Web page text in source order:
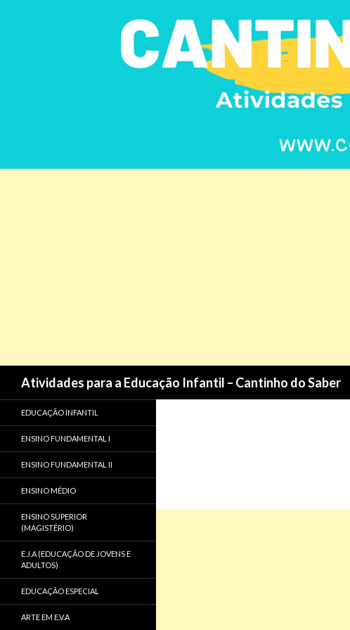
Atividades para a Educação Infantil – Cantinho do Saber
EDUCAÇÃO INFANTIL
ENSINO FUNDAMENTAL I
ENSINO FUNDAMENTAL II
ENSINO MÉDIO
ENSINO SUPERIOR
(MAGISTÉRIO)
E.J.A (EDUCAÇÃO DE JOVENS E
ADULTOS)
EDUCAÇÃO ESPECIAL
ARTE EM E.V.A